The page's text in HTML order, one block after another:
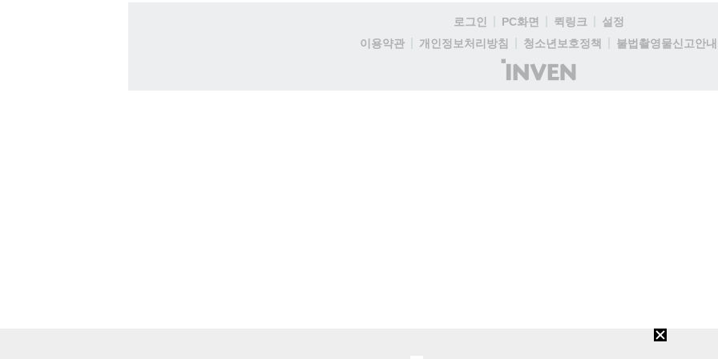
로그인 PC화면 퀵링크
설정
이용약관
개인정보처리방침 청소년보호정책
불법촬영물신고안내
(주)
인